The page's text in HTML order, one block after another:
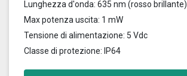
Lunghezza d'onda: 635 nm (rosso brillante)
Max potenza uscita: 1 mW
Tensione di alimentazione: 5 Vdc
Classe di protezione: IP64